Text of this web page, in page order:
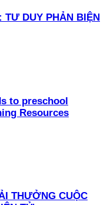
DUY PHẢN BIỆN
to preschool
Resources
THƯỞNG CUỘC